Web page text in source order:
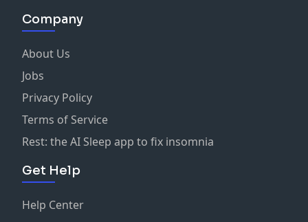
Company
About Us
Jobs
Privacy Policy
Terms of Service
Rest: the AI Sleep app to fix insomnia
Get Help
Help Center